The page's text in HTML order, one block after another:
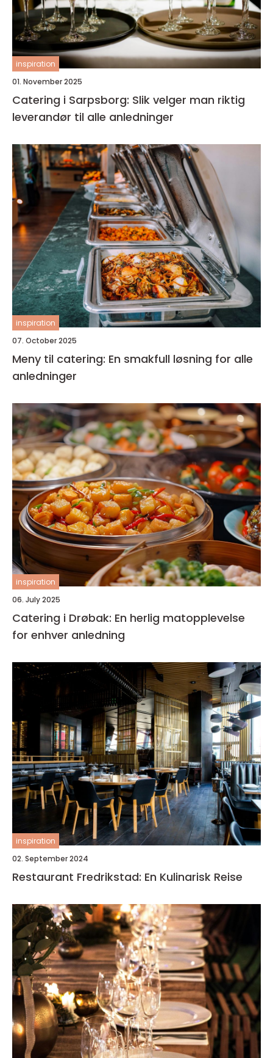
inspiration
01. November 2025
Catering i Sarpsborg: Slik velger man riktig
leverandør til alle anledninger
inspiration
07. October 2025
Meny til catering: En smakfull løsning for alle
anledninger
inspiration
06. July 2025
Catering i Drøbak: En herlig matopplevelse
for enhver anledning
inspiration
02. September 2024
Restaurant Fredrikstad: En Kulinarisk Reise